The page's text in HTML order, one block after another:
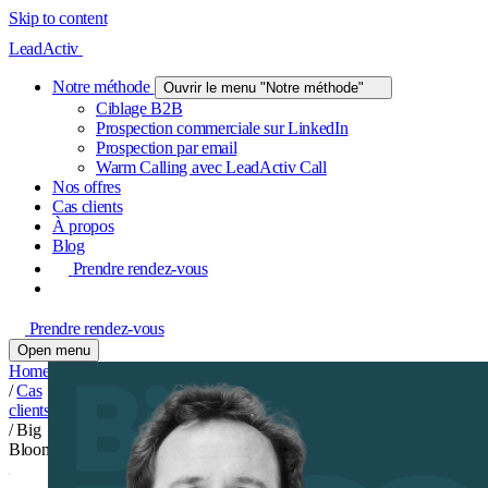
Skip to content
LeadActiv
Notre méthode Ouvrir le menu "Notre méthode"
Ciblage B2B
Prospection commerciale sur LinkedIn
Prospection par email
Warm Calling avec LeadActiv Call
Nos offres
Cas clients
À propos
Blog
Prendre rendez-vous
Prendre rendez-vous
Open menu
Home
/Cas
clients
/Big
Bloom